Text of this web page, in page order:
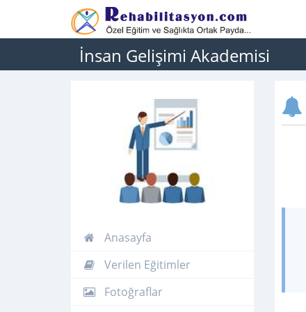
İnsan Gelişimi Akademisi
Anasayfa
Verilen Eğitimler
Fotoğraflar